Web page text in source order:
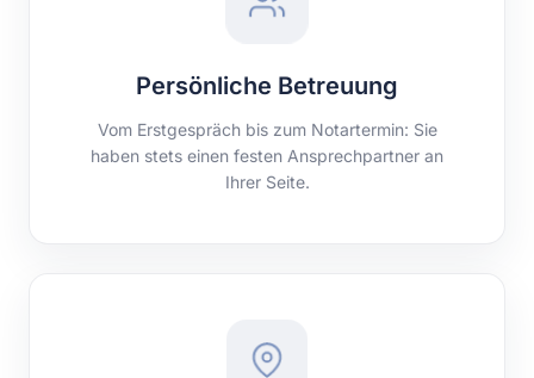
Persönliche Betreuung
Vom Erstgespräch bis zum Notartermin: Sie
haben stets einen festen Ansprechpartner an
Ihrer Seite.